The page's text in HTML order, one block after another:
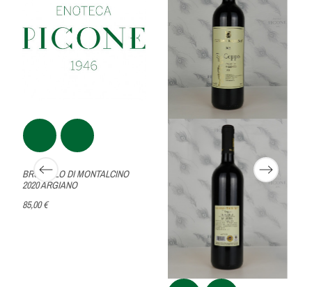
BRUNELLO DI MONTALCINO
2020 ARGIANO
85,00 €